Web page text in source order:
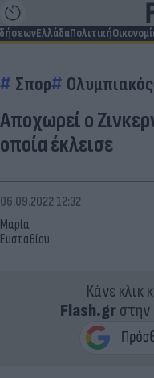
ΕλλάδαΠολιτική
Σπορ Ολυμπιακός
Αποχωρεί ο
οποία έκλεισε
Μαρία
Ευσταθίου
06.09.2022 12:32
Κάνε κλικ
Flash.gr